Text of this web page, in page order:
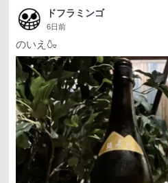
ドフラミンゴ
6日前
のいえ🍶